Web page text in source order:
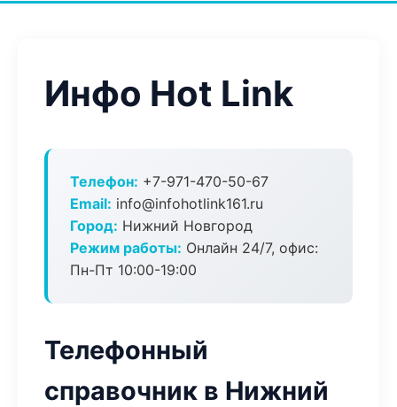
Инфо Hot Link
Телефон: +7-971-470-50-67
Email: info@infohotlink161.ru
Город: Нижний Новгород
Режим работы: Онлайн 24/7, офис:
Пн-Пт 10:00-19:00
Телефонный
справочник в Нижний